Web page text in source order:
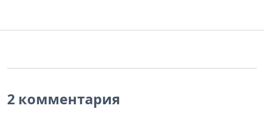
2 комментария